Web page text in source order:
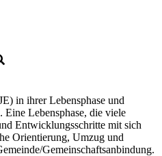
in ihrer Lebensphase und
Lebensphase, die viele
Entwicklungsschritte mit sich
Orientierung, Umzug und
Gemeinschaftsanbindung.